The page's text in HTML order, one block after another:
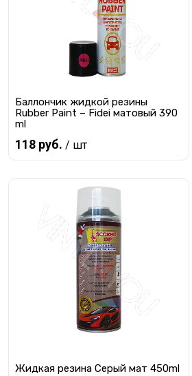
Баллончик жидкой резины
Rubber Paint – Fidei матовый 390
ml
118 руб. / шт
Предзаказ
Купить в 1 клик
В избранное
Жидкая резина Cерый мат 450ml